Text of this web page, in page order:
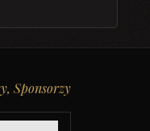
Sponsorzy